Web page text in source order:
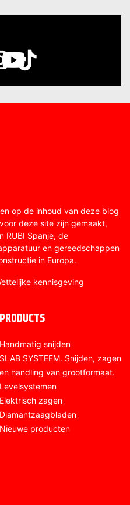
op de inhoud van deze blog
deze site zijn gemaakt,
RUBI Spanje, de
en gereedschappen
in Europa.
kennisgeving
PRODUCTS
Handmatig snijden
SLAB SYSTEEM. Snijden, zagen
en handling van grootformaat.
Levelsystemen
Elektrisch zagen
Diamantzaagbladen
Nieuwe producten